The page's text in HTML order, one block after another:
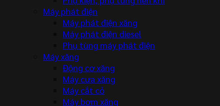
Máy phát điện
Máy phát điện xăng
Máy phát điện diesel
Phụ tùng máy phát điện
Máy xăng
Động cơ xăng
Máy cưa xăng
Máy cắt cỏ
Máy bơm xăng